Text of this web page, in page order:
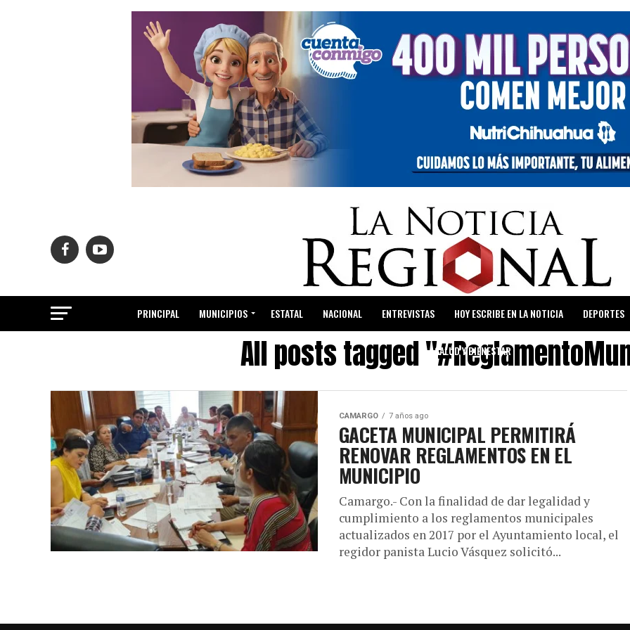
PRINCIPAL MUNICIPIOS ESTATAL NACIONAL ENTREVISTAS HOY ESCRIBE EN LA NOTICIA DEPORTES
SALUD Y BIENESTAR
All posts tagged
CAMARGO 7 años ago
GACETA MUNICIPAL PERMITIRÁ
RENOVAR REGLAMENTOS EN EL
MUNICIPIO
Camargo.- Con la finalidad de dar legalidad y
cumplimiento a los reglamentos municipales
actualizados en 2017 por el Ayuntamiento local, el
regidor panista Lucio Vásquez solicitó...